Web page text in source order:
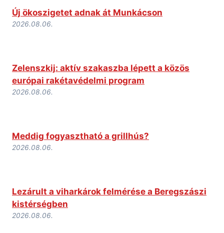
Új ökoszigetet adnak át Munkácson
2026.08.06.
Zelenszkij: aktív szakaszba lépett a közös
európai rakétavédelmi program
2026.08.06.
Meddig fogyasztható a grillhús?
2026.08.06.
Lezárult a viharkárok felmérése a Beregszászi
kistérségben
2026.08.06.